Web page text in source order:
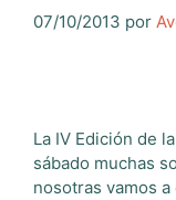
07/10/2013 por
La IV Edición de
sábado muchas
nosotras vamos